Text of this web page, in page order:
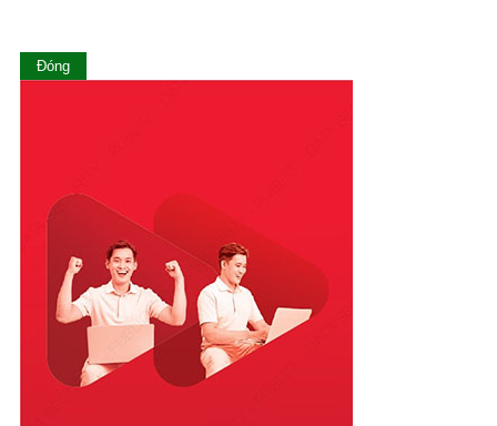
Quảng Ngãi
Quảng Ninh
Quảng Trị
Sóc Trăng
Sơn La
Tây Ninh
Thái Bình
Thái Nguyên
Đóng